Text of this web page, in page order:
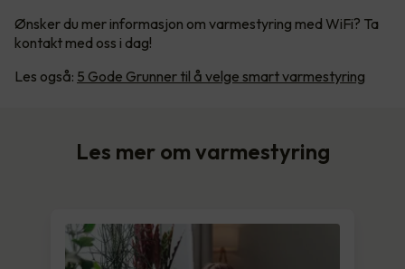
Ønsker du mer informasjon om varmestyring med WiFi? Ta
kontakt med oss i dag!
Les også: 5 Gode Grunner til å velge smart varmestyring
Les mer om varmestyring